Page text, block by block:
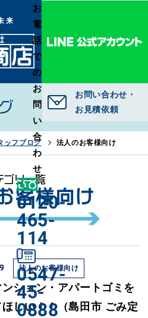
来
お
電
話
で
の
お
問
い
合
わ
せ
0120-
465-
114
0547-
45-
0888
お問い合わせ・
お見積依頼
ッフブログ 法人のお客様向け
ゴリ一覧
客様向け
法人のお客様向け
ション・アパートゴミを
ほしい！！（島田市 ごみ定